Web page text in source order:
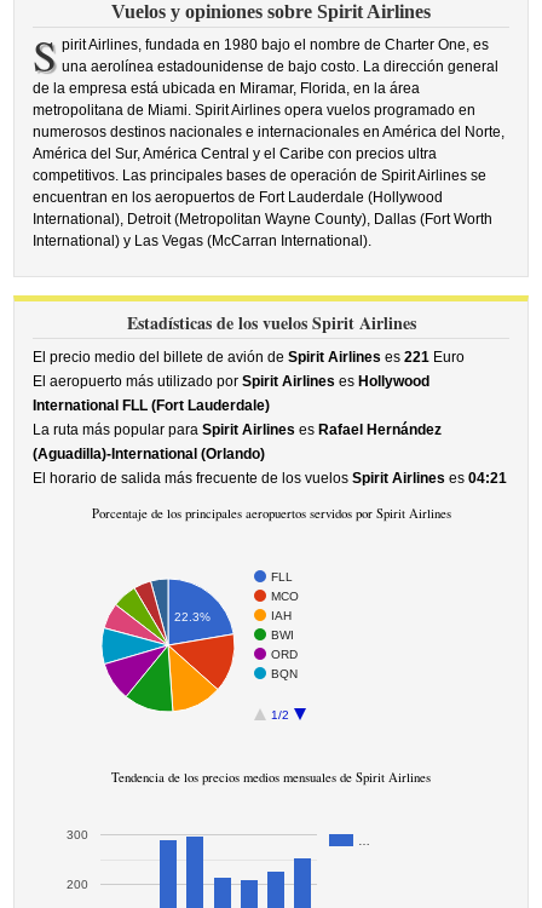
Vuelos y opiniones sobre Spirit Airlines
S pirit Airlines, fundada en 1980 bajo el nombre de Charter One, es
una aerolínea estadounidense de bajo costo. La dirección general
de la empresa está ubicada en Miramar, Florida, en la área
metropolitana de Miami. Spirit Airlines opera vuelos programado en
numerosos destinos nacionales e internacionales en América del Norte,
América del Sur, América Central y el Caribe con precios ultra
competitivos. Las principales bases de operación de Spirit Airlines se
encuentran en los aeropuertos de Fort Lauderdale (Hollywood
International), Detroit (Metropolitan Wayne County), Dallas (Fort Worth
International) y Las Vegas (McCarran International).
Estadísticas de los vuelos Spirit Airlines
El precio medio del billete de avión deSpirit Airlines es221 Euro
El aeropuerto más utilizado porSpirit Airlines es Hollywood
International FLL (Fort Lauderdale)
La ruta más popular paraSpirit Airlines es Rafael Hernández
(Aguadilla)-International (Orlando)
El horario de salida más frecuente de los vuelosSpirit Airlines es04:21
Porcentaje de los principales aeropuertos servidos por Spirit Airlines
FLL
MCO
IAH
BWI
ORD
BQN
1/2
22.3%
Tendencia de los precios medios mensuales de Spirit Airlines
200
300